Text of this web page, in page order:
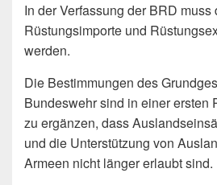
In der Verfassung der BRD
Rüstungsimporte und
werden.
Die Bestimmungen des
Bundeswehr sind in einer ers­ten
zu ergänzen, dass
und die Unterstützung von
Armeen nicht länger er­laubt sind.